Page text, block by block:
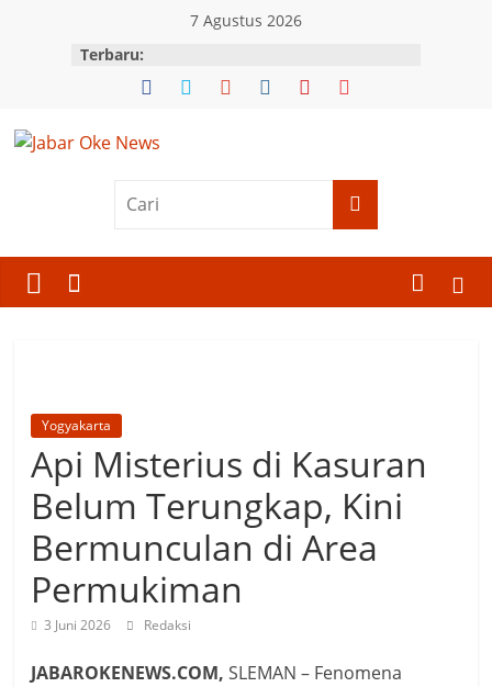
7 Agustus 2026
Terbaru:
News
BaratYogyakarta
Api Misterius di Kasuran
Belum Terungkap, Kini
Bermunculan di Area
Permukiman
3 Juni 2026 Redaksi
JABAROKENEWS.COM,‎SLEMAN – Fenomena